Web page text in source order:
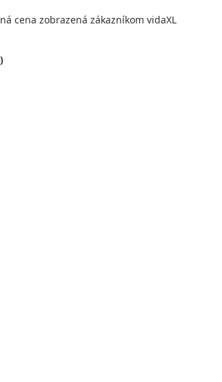
cena zobrazená zákazníkom vidaXL